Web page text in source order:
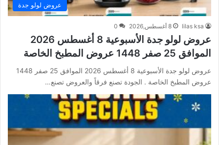
عروض لولو جدة
lilas ksa 8 أغسطس,2026 0
عروض لولو جدة الأسبوعية 8 أغسطس 2026
الموافق 25 صفر 1448 عروض المطبخ الخاصة
عروض لولو جدة الأسبوعية 8 أغسطس 2026 الموافق 25 صفر 1448
عروض المطبخ الخاصة . الجودة تصنع فرقاً والعروض تصنع…